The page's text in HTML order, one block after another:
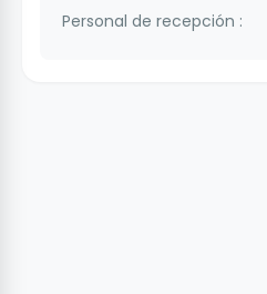
Personal de recepción :